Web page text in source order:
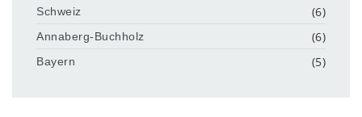
Schweiz (6)
Annaberg-Buchholz (6)
Bayern (5)